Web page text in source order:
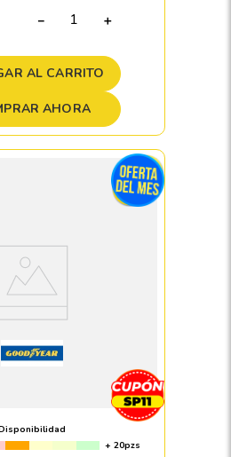
＋
－
AL CARRITO
AHORA
R17 GOODYEAR EAGLE
+ 20pzs